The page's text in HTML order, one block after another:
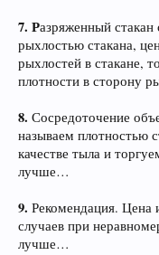
7. Разряженный
рыхлостью стакана,
рыхлостей в стакане,
плотности в сторону
8. Сосредоточение
называем плотностью
качестве тыла и
лучше…
9. Рекомендация. Цена
случаев при
лучше…